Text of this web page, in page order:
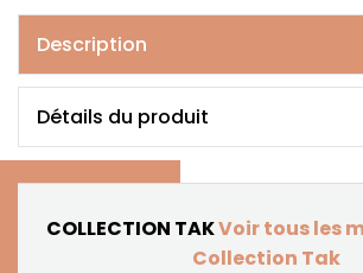
Description
COLLECTION TAKVoir tous les
Collection Tak
Détails du produit